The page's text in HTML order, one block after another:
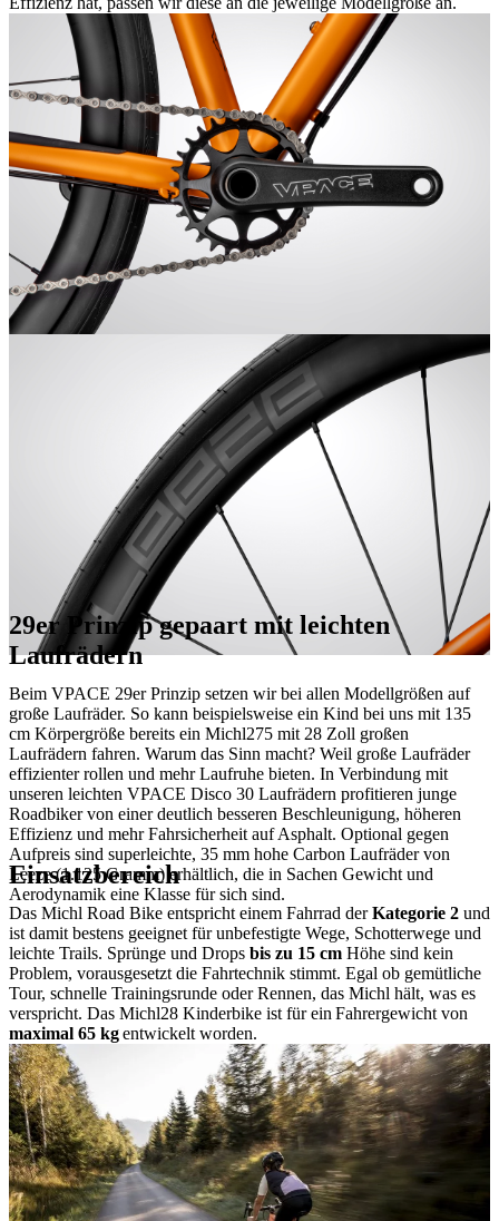
29er Prinzip gepaart mit leichten
Laufrädern
Beim VPACE 29er Prinzip setzen wir bei allen Modellgrößen auf
große Laufräder. So kann beispielsweise ein Kind bei uns mit 135
cm Körpergröße bereits ein Michl275 mit 28 Zoll großen
Laufrädern fahren. Warum das Sinn macht? Weil große Laufräder
effizienter rollen und mehr Laufruhe bieten. In Verbindung mit
unseren leichten VPACE Disco 30 Laufrädern profitieren junge
Roadbiker von einer deutlich besseren Beschleunigung, höheren
Effizienz und mehr Fahrsicherheit auf Asphalt. Optional gegen
Aufpreis sind superleichte, 35 mm hohe Carbon Laufräder von
Leeze (1.125 Gramm) erhältlich, die in Sachen Gewicht und
Aerodynamik eine Klasse für sich sind.
Einsatzbereich
Das Michl Road Bike entspricht einem Fahrrad derKategorie 2 und
ist damit bestens geeignet für unbefestigte Wege, Schotterwege und
leichte Trails. Sprünge und Drops bis zu 15 cm Höhe sind kein
Problem, vorausgesetzt die Fahrtechnik stimmt. Egal ob gemütliche
Tour, schnelle Trainingsrunde oder Rennen, das Michl hält, was es
verspricht. Das Michl28 Kinderbike ist für ein Fahrergewicht von
maximal 65 kgentwickelt worden.